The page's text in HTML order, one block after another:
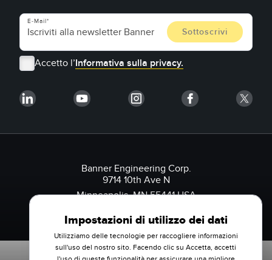
E-Mail
Accetto l’Informativa sulla privacy.
Banner Engineering Corp.
9714 10th Ave N
Minneapolis, MN 55441 USA
Impostazioni di utilizzo dei dati
Utilizziamo delle tecnologie per raccogliere informazioni
sull'uso del nostro sito. Facendo clic su Accetta, accetti